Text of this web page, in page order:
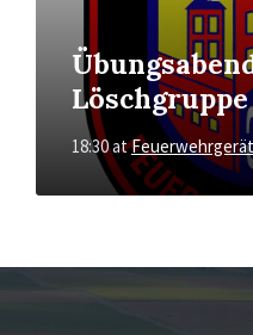
18:30at